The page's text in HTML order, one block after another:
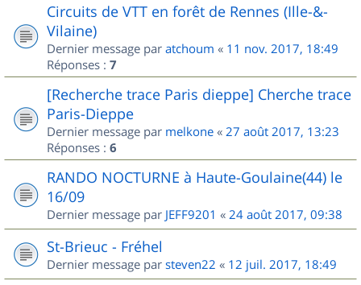
Circuits de VTT en forêt de Rennes (Ille-&-
Vilaine)
Dernier message par atchoum « 11 nov. 2017, 18:49
Réponses : 7
[Recherche trace Paris dieppe] Cherche trace
Paris-Dieppe
Dernier message par melkone « 27 août 2017, 13:23
Réponses : 6
RANDO NOCTURNE à Haute-Goulaine(44) le
16/09
Dernier message par JEFF9201 « 24 août 2017, 09:38
St-Brieuc - Fréhel
Dernier message par steven22 « 12 juil. 2017, 18:49